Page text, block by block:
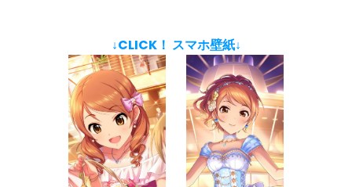
↓CLICK！ スマホ壁紙↓